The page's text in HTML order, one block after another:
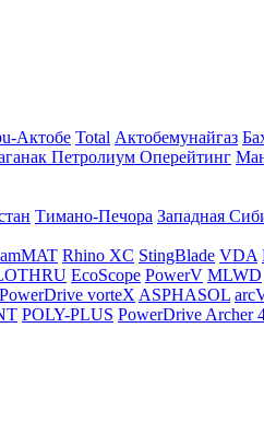
Актобе Total Актобемунайгаз
Петролиум Оперейтинг
Тимано-Печора Западная
Rhino XC StingBlade VDA
EcoScope PowerV MLWD
PowerDrive vorteX ASPHASOL
POLY-PLUS PowerDrive Archer